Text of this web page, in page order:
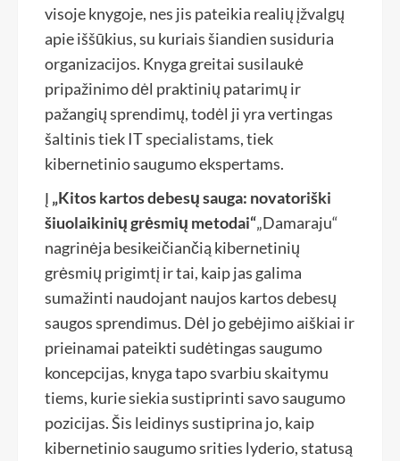
visoje knygoje, nes jis pateikia realių įžvalgų
apie iššūkius, su kuriais šiandien susiduria
organizacijos. Knyga greitai susilaukė
pripažinimo dėl praktinių patarimų ir
pažangių sprendimų, todėl ji yra vertingas
šaltinis tiek IT specialistams, tiek
kibernetinio saugumo ekspertams.
Į „Kitos kartos debesų sauga: novatoriški
šiuolaikinių grėsmių metodai“„Damaraju“
nagrinėja besikeičiančią kibernetinių
grėsmių prigimtį ir tai, kaip jas galima
sumažinti naudojant naujos kartos debesų
saugos sprendimus. Dėl jo gebėjimo aiškiai ir
prieinamai pateikti sudėtingas saugumo
koncepcijas, knyga tapo svarbiu skaitymu
tiems, kurie siekia sustiprinti savo saugumo
pozicijas. Šis leidinys sustiprina jo, kaip
kibernetinio saugumo srities lyderio, statusą